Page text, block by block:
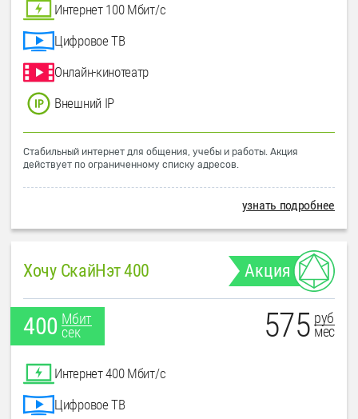
Интернет 100 Мбит/с
Цифровое ТВ
Онлайн-кинотеатр
Внешний IP
Стабильный интернет для общения, учебы и работы. Акция
действует по ограниченному списку адресов.
узнать подробнее
Хочу СкайНэт 400 Акция
400 Мбит
сек
575 руб
мес
Интернет 400 Мбит/с
Цифровое ТВ